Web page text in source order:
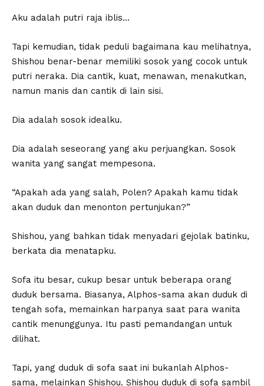
Aku adalah putri raja iblis…
Tapi kemudian, tidak peduli bagaimana kau melihatnya,
Shishou benar-benar memiliki sosok yang cocok untuk
putri neraka. Dia cantik, kuat, menawan, menakutkan,
namun manis dan cantik di lain sisi.
Dia adalah sosok idealku.
Dia adalah seseorang yang aku perjuangkan. Sosok
wanita yang sangat mempesona.
“Apakah ada yang salah, Polen? Apakah kamu tidak
akan duduk dan menonton pertunjukan?”
Shishou, yang bahkan tidak menyadari gejolak batinku,
berkata dia menatapku.
Sofa itu besar, cukup besar untuk beberapa orang
duduk bersama. Biasanya, Alphos-sama akan duduk di
tengah sofa, memainkan harpanya saat para wanita
cantik menunggunya. Itu pasti pemandangan untuk
dilihat.
Tapi, yang duduk di sofa saat ini bukanlah Alphos-
sama, melainkan Shishou. Shishou duduk di sofa sambil